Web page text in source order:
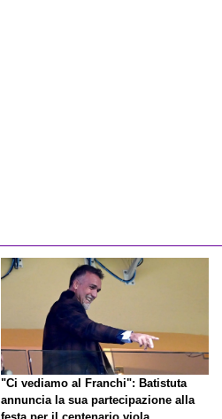
"Ci vediamo al Franchi": Batistuta
annuncia la sua partecipazione alla